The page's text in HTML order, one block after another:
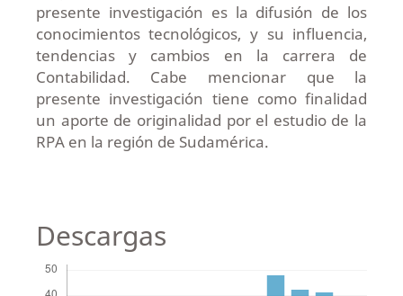
presente investigación es la difusión de los
conocimientos tecnológicos, y su influencia,
tendencias y cambios en la carrera de
Contabilidad. Cabe mencionar que la
presente investigación tiene como finalidad
un aporte de originalidad por el estudio de la
RPA en la región de Sudamérica.
Descargas